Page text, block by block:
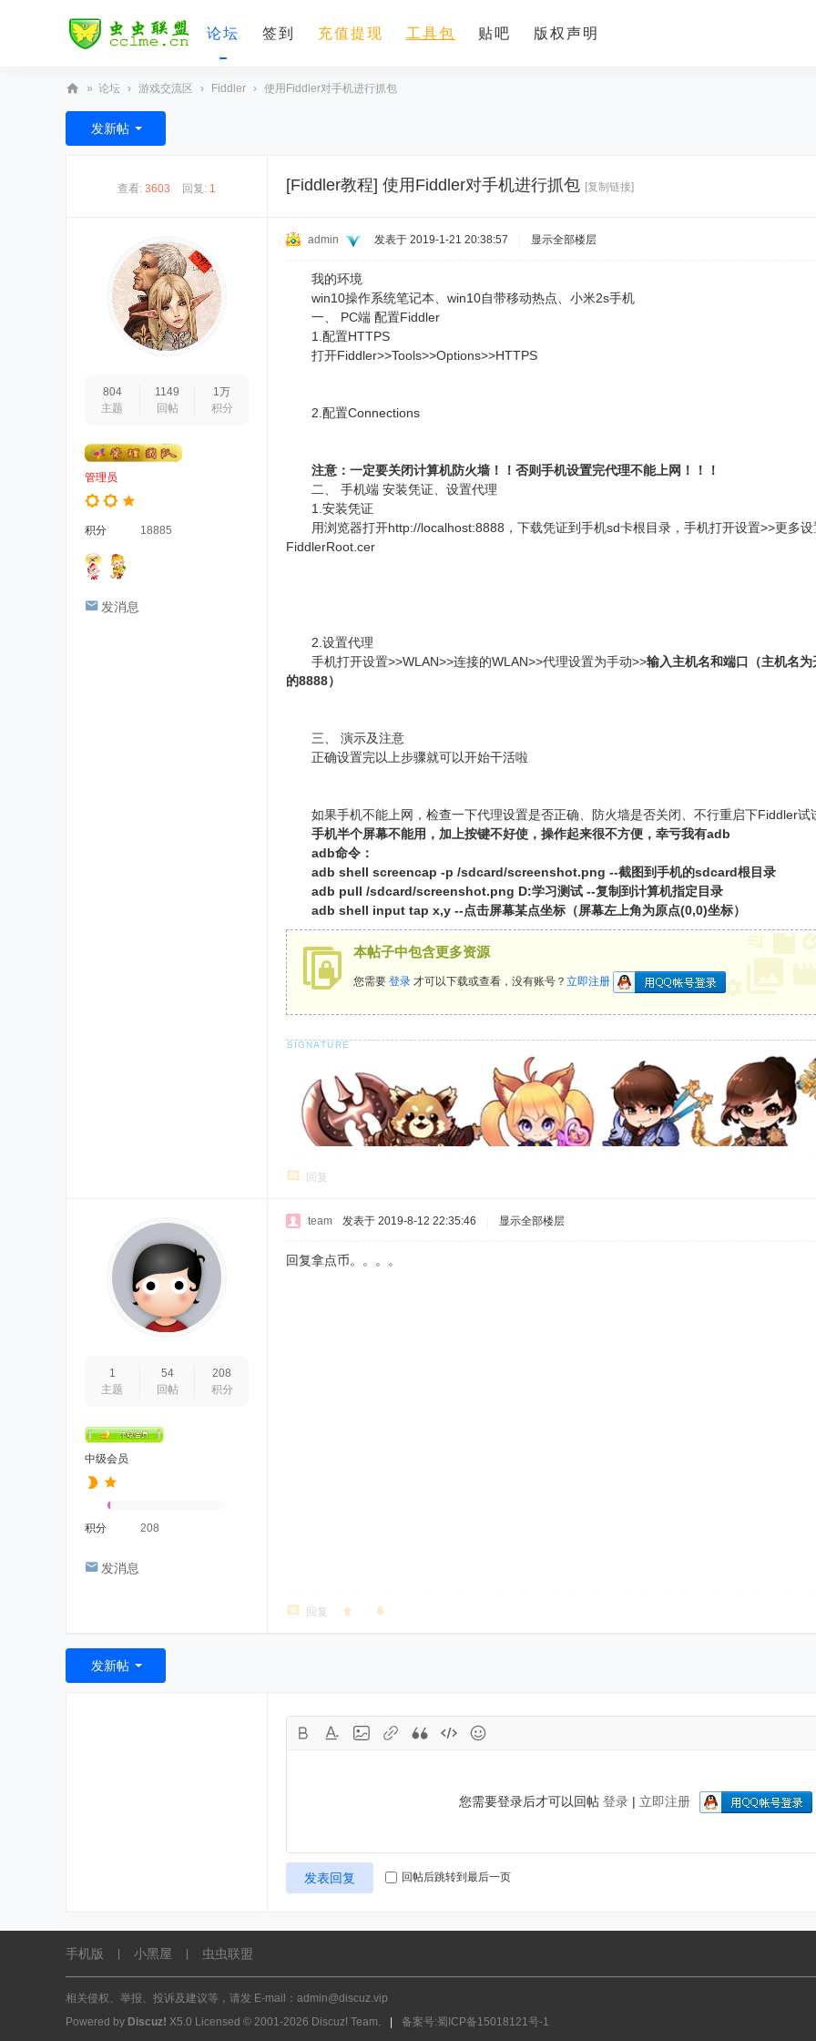
论坛 签到 充值提现 工具包 贴吧 版权声明
虫
虫
» 论坛 › 游戏交流区 › Fiddler › 使用Fiddler对手机进行抓包
发新帖
查看: 3603 回复: 1 [Fiddler教程] 使用Fiddler对手机进行抓包 [复制链接]
804
主题
1149
回帖
1万
积分
管理员
积分 18885
发消息
admin 发表于 2019-1-21 20:38:57 显示全部楼层
我的环境
win10操作系统笔记本、win10自带移动热点、小米2s手机
一、 PC端 配置Fiddler
1.配置HTTPS
打开Fiddler>>Tools>>Options>>HTTPS
2.配置Connections
注意：一定要关闭计算机防火墙！！否则手机设置完代理不能上网！！！
二、 手机端 安装凭证、设置代理
1.安装凭证
用浏览器打开http://localhost:8888，下载凭证到手机sd卡根目录，手机打开设置>>更多设
FiddlerRoot.cer
2.设置代理
手机打开设置>>WLAN>>连接的WLAN>>代理设置为手动>>输入主机名和端口（主机名
的8888）
三、 演示及注意
正确设置完以上步骤就可以开始干活啦
如果手机不能上网，检查一下代理设置是否正确、防火墙是否关闭、不行重启下Fiddler试
手机半个屏幕不能用，加上按键不好使，操作起来很不方便，幸亏我有adb
adb命令：
adb shell screencap -p /sdcard/screenshot.png --截图到手机的sdcard根目录
adb pull /sdcard/screenshot.png D:学习测试 --复制到计算机指定目录
adb shell input tap x,y --点击屏幕某点坐标（屏幕左上角为原点(0,0)坐标）
本帖子中包含更多资源
您需要 登录 才可以下载或查看，没有账号？ 立即注册
回复
1
主题
54
回帖
208
积分
中级会员
积分 208
发消息
team 发表于 2019-8-12 22:35:46 显示全部楼层
回复拿点币。。。。
回复
发新帖
您需要登录后才可以回帖 登录| 立即注册
发表回复 回帖后跳转到最后一页
手机版 小黑屋 虫虫联盟
相关侵权、举报、投诉及建议等，请发 E-mail：admin@discuz.vip
Powered by Discuz! X5.0 Licensed © 2001-2026 Discuz! Team. 备案号:蜀ICP备15018121号-1